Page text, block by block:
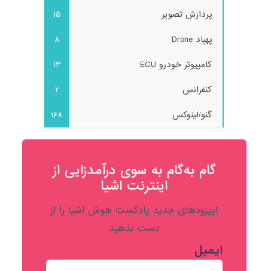
پردازش تصویر
15
پهپاد Drone
8
کامپیوتر خودرو ECU
13
کنفرانس
2
گنو/لینوکس
168
گام به‌گام به‌ سوی درآمدزایی از
اینترنت اشیا
اپیزودهای جدید پادکست هوش اشیا را از
دست ندهید
ایمیل